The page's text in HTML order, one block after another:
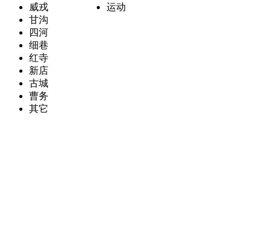
威戎
甘沟
四河
细巷
红寺
新店
古城
曹务
其它
运动